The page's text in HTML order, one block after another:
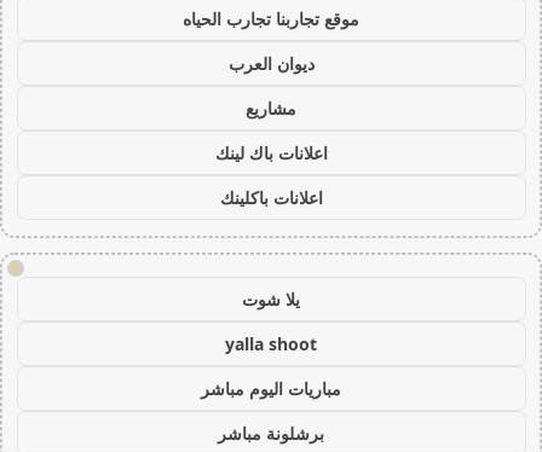
موقع تجاربنا تجارب الحياه
ديوان العرب
مشاريع
اعلانات باك لينك
اعلانات باكلينك
!
يلا شوت
yalla shoot
مباريات اليوم مباشر
برشلونة مباشر